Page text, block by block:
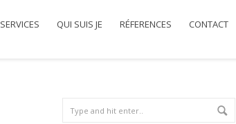
SERVICES QUI SUIS JE RÉFERENCES CONTACT